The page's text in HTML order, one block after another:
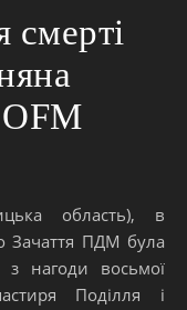
смерті
Зачаття ПДМ була
з нагоди восьмої
Поділля і